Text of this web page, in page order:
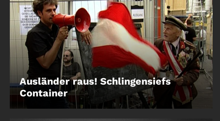
Ausländer raus! Schlingensiefs
Container